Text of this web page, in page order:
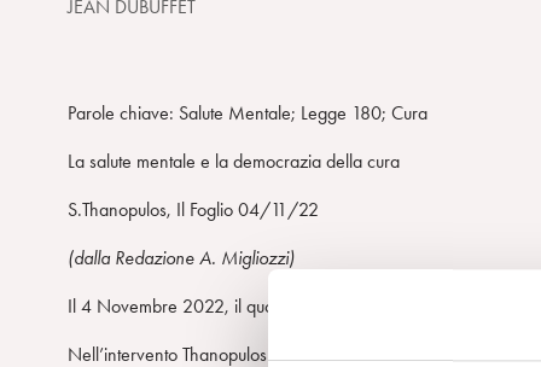
JEAN DUBUFFET
Parole chiave: Salute Mentale; Legge 180; Cura
La salute mentale e la democrazia della cura
S.Thanopulos, Il Foglio 04/11/22
(dalla Redazione A. Migliozzi)
Il 4 Novembre 2022, il quotidiano Il Foglio ha pubblicato un
Nell’intervento Thanopulos ricordava che, “…Il campo della